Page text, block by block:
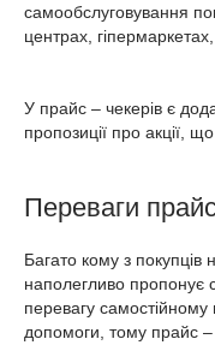
самообслуговування
центрах,
У прайс – чекерів є
пропозиції про акції,
Переваги
Багато кому з
наполегливо пропонує
перевагу самостійному
допомоги, тому прайс –